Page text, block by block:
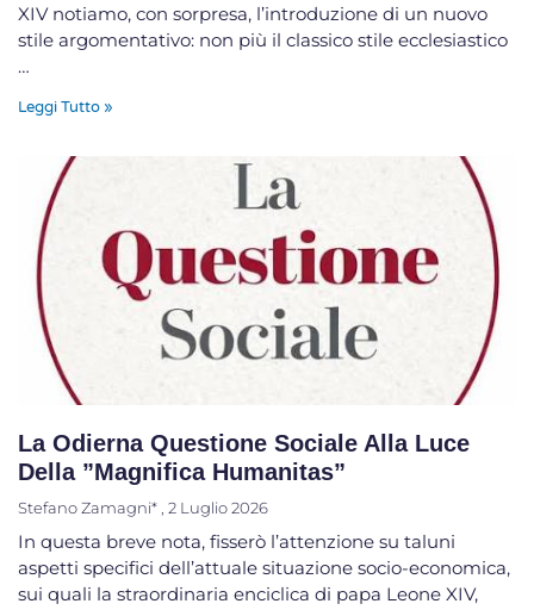
XIV notiamo, con sorpresa, l’introduzione di un nuovo
stile argomentativo: non più il classico stile ecclesiastico
…
Leggi Tutto »
La Odierna Questione Sociale Alla Luce
Della ”Magnifica Humanitas”
Stefano Zamagni* 2 Luglio 2026
In questa breve nota, fisserò l’attenzione su taluni
aspetti specifici dell’attuale situazione socio-economica,
sui quali la straordinaria enciclica di papa Leone XIV,